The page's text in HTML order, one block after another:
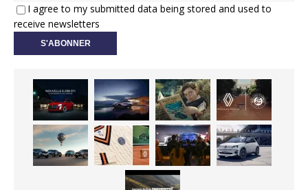
I agree to my submitted data being stored and used to
receive newsletters